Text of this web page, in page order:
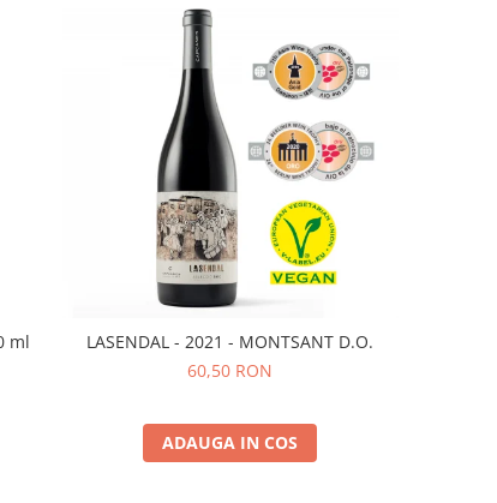
ml
LASENDAL - 2021 - MONTSANT D.O.
60,50 RON
ADAUGA IN COS